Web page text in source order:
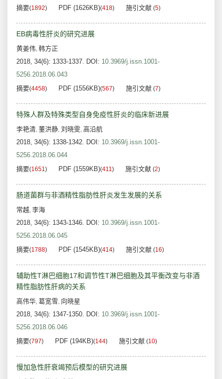
摘要(1892) PDF (1626KB)(418) 施引文献 (5)
EB病毒性肝炎的研究进展
黄姜伟, 韩方正
2018, 34(6): 1333-1337. DOI: 10.3969/j.issn.1001-
5256.2018.06.043
摘要(4458) PDF (1556KB)(567) 施引文献 (7)
特殊人群及特殊类型自身免疫性肝炎的临床新进展
李艳清, 董洪静, 刘晓雯, 高沿航
2018, 34(6): 1338-1342. DOI: 10.3969/j.issn.1001-
5256.2018.06.044
摘要(1651) PDF (1559KB)(411) 施引文献 (2)
肠道菌群与非酒精性脂肪性肝炎发生发展的关系
常越, 李海
2018, 34(6): 1343-1346. DOI: 10.3969/j.issn.1001-
5256.2018.06.045
摘要(1788) PDF (1545KB)(414) 施引文献 (16)
辅助性T淋巴细胞17和调节性T淋巴细胞及其平衡改变与非酒
精性脂肪性肝病的关系
高伟华, 葛宽雪, 向晓星
2018, 34(6): 1347-1350. DOI: 10.3969/j.issn.1001-
5256.2018.06.046
摘要(797) PDF (194KB)(144) 施引文献 (10)
慢加急性肝衰竭预后模型的研究进展